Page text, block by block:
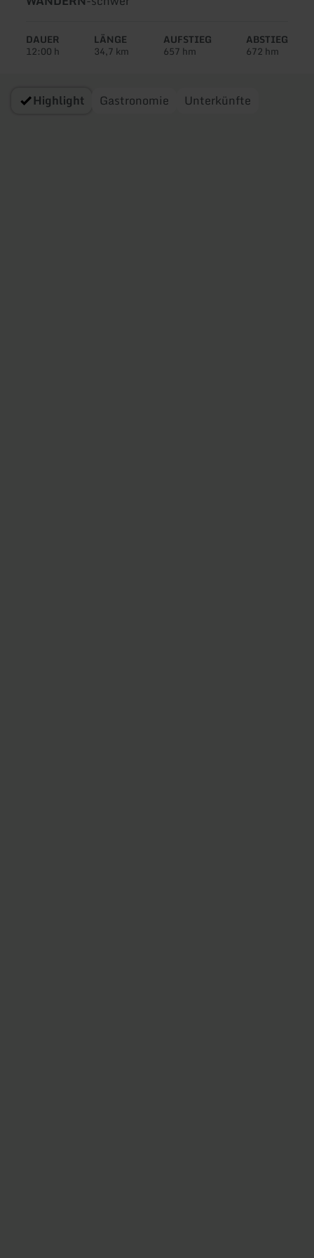
Tour:
DAUER
12:00 h
LÄNGE
34,7 km
AUFSTIEG
657 hm
ABSTIEG
672 hm
Highlight Gastronomie Unterkünfte